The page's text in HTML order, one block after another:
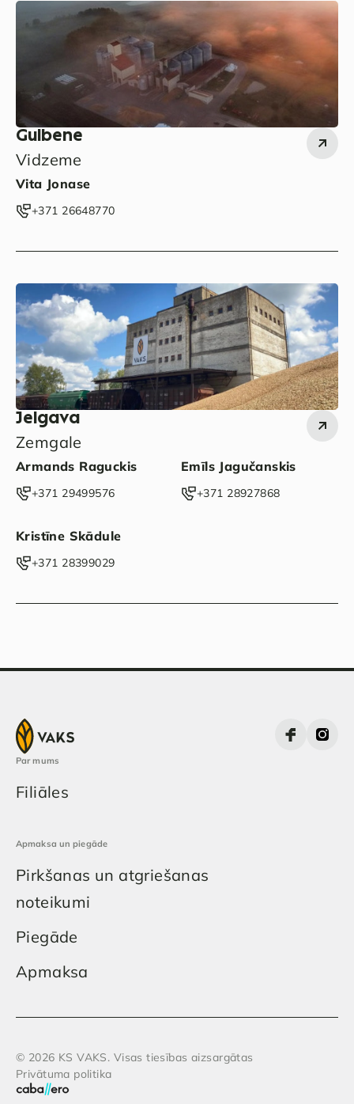
Gulbene
Vidzeme
Vita Jonase
‭+371 26648770‬
Jelgava
Zemgale
Armands Raguckis
‭+371 29499576‬
Emīls Jagučanskis
‭+371 28927868‬
Kristīne Skādule
‭+371 28399029‬
Par mums
Filiāles
Apmaksa un piegāde
Pirkšanas un atgriešanas
noteikumi
Piegāde
Apmaksa
© 2026 KS VAKS. Visas tiesības aizsargātas
Privātuma politika